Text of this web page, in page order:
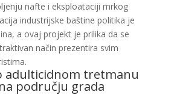
nafte i eksploataciji mrkog
industrijske baštine politika je
a ovaj projekt je prilika da se
način prezentira svim
adulticidnom tretmanu
području grada